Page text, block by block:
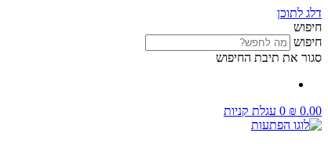
דלג לתוכן
חיפוש
חיפוש
סגור את תיבת החיפוש
₪ 0.00
0 עגלת קניות